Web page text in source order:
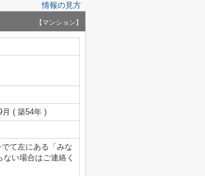
情報の見方
【マンション】
月 ( 築54年 )
て左にある「みな
い場合はご連絡く